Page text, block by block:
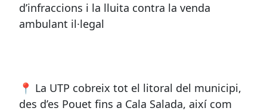
d’infraccions i la lluita contra la venda
ambulant il·legal
📍 La UTP cobreix tot el litoral del municipi,
des d’es Pouet fins a Cala Salada, així com